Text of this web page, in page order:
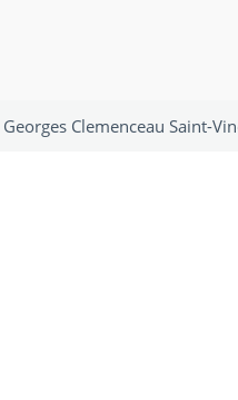
Clemenceau Saint-